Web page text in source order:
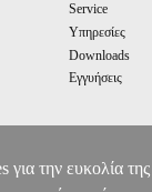
Service
Υπηρεσίες
Downloads
Εγγυήσεις
για την ευκολία